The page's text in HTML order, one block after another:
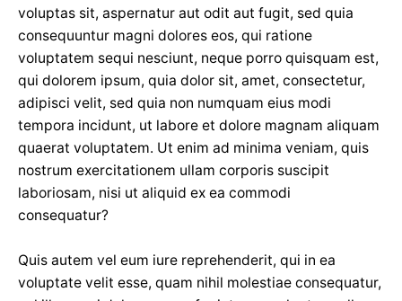
voluptas sit, aspernatur aut odit aut fugit, sed quia
consequuntur magni dolores eos, qui ratione
voluptatem sequi nesciunt, neque porro quisquam est,
qui dolorem ipsum, quia dolor sit, amet, consectetur,
adipisci velit, sed quia non numquam eius modi
tempora incidunt, ut labore et dolore magnam aliquam
quaerat voluptatem. Ut enim ad minima veniam, quis
nostrum exercitationem ullam corporis suscipit
laboriosam, nisi ut aliquid ex ea commodi
consequatur?
Quis autem vel eum iure reprehenderit, qui in ea
voluptate velit esse, quam nihil molestiae consequatur,